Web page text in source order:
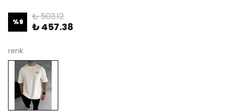
%9 ₺ 503.12
₺ 457.38
renk